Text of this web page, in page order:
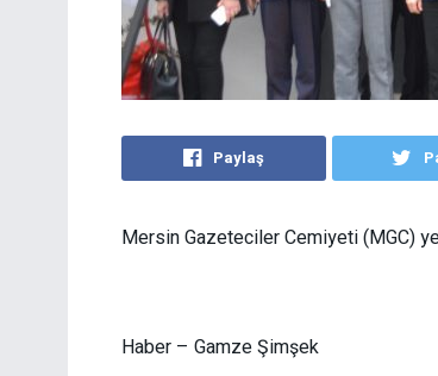
Paylaş
Mersin Gazeteciler Cemiyeti (MGC)
Haber – Gamze Şimşek